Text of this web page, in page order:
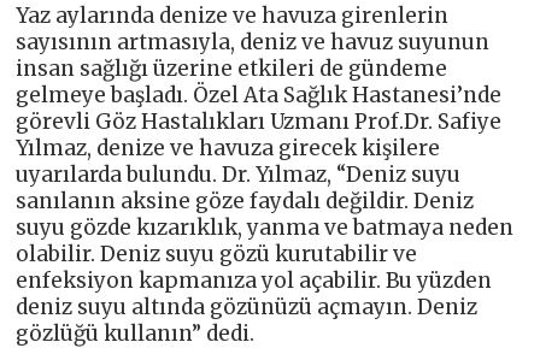
Yaz aylarında denize ve havuza girenlerin
sayısının artmasıyla, deniz ve havuz suyunun
insan sağlığı üzerine etkileri de gündeme
gelmeye başladı. Özel Ata Sağlık Hastanesi’nde
görevli Göz Hastalıkları Uzmanı Prof.Dr. Safiye
Yılmaz, denize ve havuza girecek kişilere
uyarılarda bulundu. Dr. Yılmaz, “Deniz suyu
sanılanın aksine göze faydalı değildir. Deniz
suyu gözde kızarıklık, yanma ve batmaya neden
olabilir. Deniz suyu gözü kurutabilir ve
enfeksiyon kapmanıza yol açabilir. Bu yüzden
deniz suyu altında gözünüzü açmayın. Deniz
gözlüğü kullanın” dedi.